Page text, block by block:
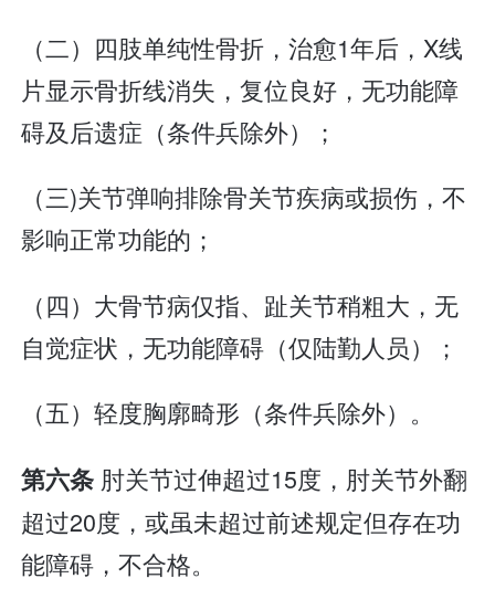
（二）四肢单纯性骨折，治愈1年后，X线
片显示骨折线消失，复位良好，无功能障
碍及后遗症（条件兵除外）；
（三)关节弹响排除骨关节疾病或损伤，不
影响正常功能的；
（四）大骨节病仅指、趾关节稍粗大，无
自觉症状，无功能障碍（仅陆勤人员）；
（五）轻度胸廓畸形（条件兵除外）。
第六条 肘关节过伸超过15度，肘关节外翻
超过20度，或虽未超过前述规定但存在功
能障碍，不合格。